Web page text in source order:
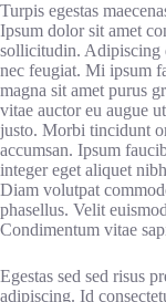
Turpis egestas
Ipsum dolor sit amet
sollicitudin. Adipiscing
nec feugiat. Mi ipsum
magna sit amet purus
vitae auctor eu augue
justo. Morbi tincidunt
accumsan. Ipsum
integer eget aliquet
Diam volutpat
phasellus. Velit
Condimentum vitae
Egestas sed sed risus
adipiscing. Id